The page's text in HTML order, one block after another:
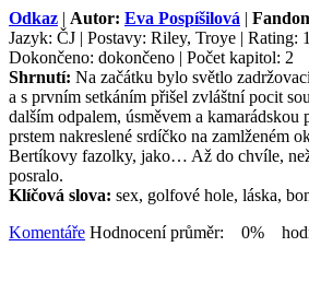
Odkaz | Autor: Eva Pospíšilová |
Jazyk: ČJ | Postavy: Riley, Troye | Rating:
Dokončeno: dokončeno | Počet kapitol: 2
Shrnutí: Na začátku bylo světlo
a s prvním setkáním přišel zvláštní pocit
dalším odpalem, úsměvem a kamarádskou
prstem nakreslené srdíčko na zamlženém
Bertíkovy fazolky, jako… Až do chvíle,
posralo.
Klíčová slova: sex, golfové hole, láska,
Komentáře Hodnocení průměr: 0%